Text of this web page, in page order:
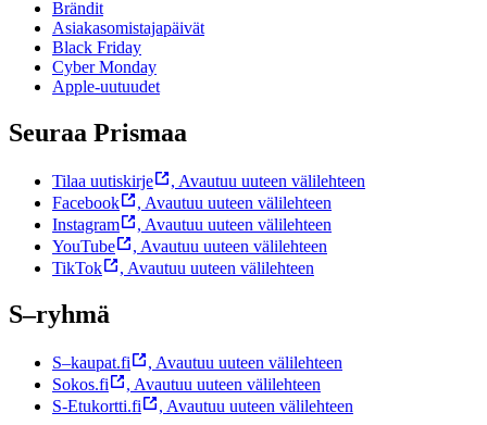
Brändit
Asiakasomistajapäivät
Black Friday
Cyber Monday
Apple-uutuudet
Seuraa Prismaa
Tilaa uutiskirje , Avautuu uuteen välilehteen
Facebook
, Avautuu uuteen välilehteen
Instagram
, Avautuu uuteen välilehteen
YouTube
, Avautuu uuteen välilehteen
TikTok
, Avautuu uuteen välilehteen
S–ryhmä
S–kaupat.fi , Avautuu uuteen välilehteen
Sokos.fi
, Avautuu uuteen välilehteen
S-Etukortti.fi
, Avautuu uuteen välilehteen